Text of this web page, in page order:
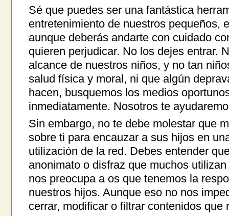
Sé que puedes ser una fantástica
entretenimiento de nuestros pequeños,
aunque deberás andarte con cuidado
quieren perjudicar. No los dejes entrar.
alcance de nuestros niños, y no tan
salud física y moral, ni que algún
hacen, busquemos los medios
inmediatamente. Nosotros te
Sin embargo, no te debe molestar que
sobre ti para encauzar a sus hijos en
utilización de la red. Debes entender
anonimato o disfraz que muchos
nos preocupa a os que tenemos la
nuestros hijos. Aunque eso no nos
cerrar, modificar o filtrar contenidos